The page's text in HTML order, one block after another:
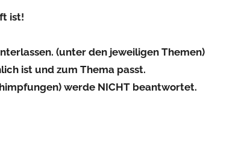
ist!
(unter den jeweiligen Themen)
ist und zum Thema passt.
werde NICHT beantwortet.